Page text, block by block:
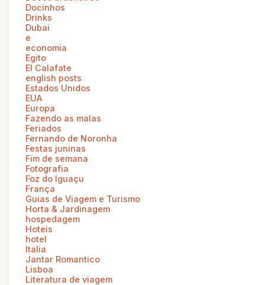
Docinhos
Drinks
Dubai
e
economia
Egito
El Calafate
english posts
Estados Unidos
EUA
Europa
Fazendo as malas
Feriados
Fernando de Noronha
Festas juninas
Fim de semana
Fotografia
Foz do Iguaçu
França
Guias de Viagem e Turismo
Horta & Jardinagem
hospedagem
Hoteis
hotel
Italia
Jantar Romantico
Lisboa
Literatura de viagem